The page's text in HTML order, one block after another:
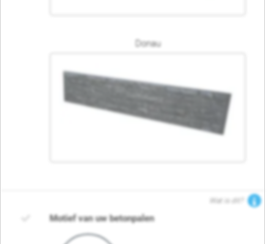
Donau
Wat is dit?
Motief van uw betonpalen